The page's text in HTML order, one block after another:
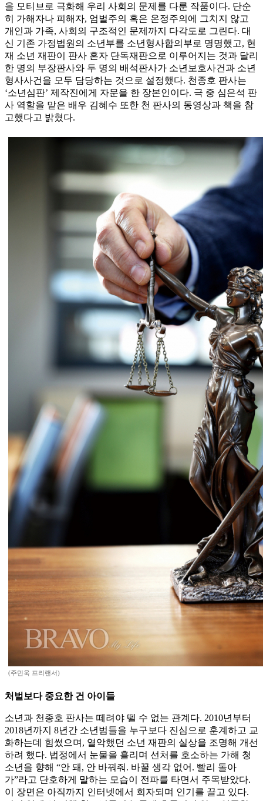
을 모티브로 극화해 우리 사회의 문제를 다룬 작품이다. 단순
히 가해자나 피해자, 엄벌주의 혹은 온정주의에 그치지 않고
개인과 가족, 사회의 구조적인 문제까지 다각도로 그린다. 대
신 기존 가정법원의 소년부를 소년형사합의부로 명명했고, 현
재 소년 재판이 판사 혼자 단독재판으로 이루어지는 것과 달리
한 명의 부장판사와 두 명의 배석판사가 소년보호사건과 소년
형사사건을 모두 담당하는 것으로 설정했다. 천종호 판사는
‘소년심판’ 제작진에게 자문을 한 장본인이다. 극 중 심은석 판
사 역할을 맡은 배우 김혜수 또한 천 판사의 동영상과 책을 참
고했다고 밝혔다.
(주민욱 프리랜서)
처벌보다 중요한 건 아이들
소년과 천종호 판사는 떼려야 뗄 수 없는 관계다. 2010년부터
2018년까지 8년간 소년범들을 누구보다 진심으로 훈계하고 교
화하는데 힘썼으며, 열악했던 소년 재판의 실상을 조명해 개선
하려 했다. 법정에서 눈물을 흘리며 선처를 호소하는 가해 청
소년을 향해 “안 돼, 안 바꿔줘. 바꿀 생각 없어. 빨리 돌아
가”라고 단호하게 말하는 모습이 전파를 타면서 주목받았다.
이 장면은 아직까지 인터넷에서 회자되며 인기를 끌고 있다.